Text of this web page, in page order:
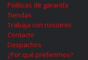
Políticas de garantía
Tiendas
Trabaja con nosotros
Contacto
Despachos
¿Por qué preferirnos?